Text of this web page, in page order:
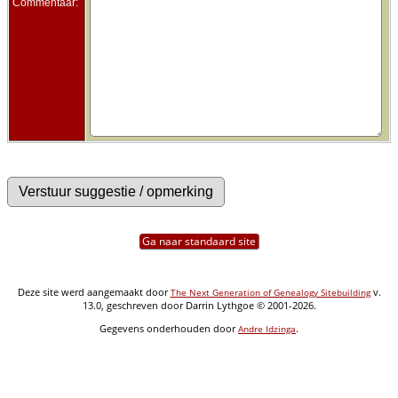
Commentaar:
Ga naar standaard site
Deze site werd aangemaakt doorThe Next Generation of Genealogy Sitebuildingv.
13.0, geschreven door Darrin Lythgoe © 2001-2026.
Gegevens onderhouden doorAndre Idzinga.